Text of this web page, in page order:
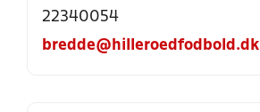
22340054
bredde@hilleroedfodbold.dk